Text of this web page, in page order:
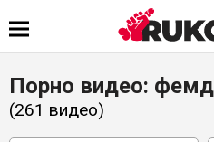
Порно видео:
(261 видео)